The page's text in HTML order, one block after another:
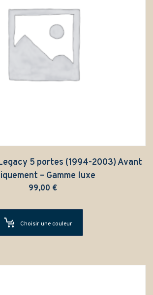
5 portes (1994-2003) Avant
– Gamme luxe
99,00 €
Choisir une couleur